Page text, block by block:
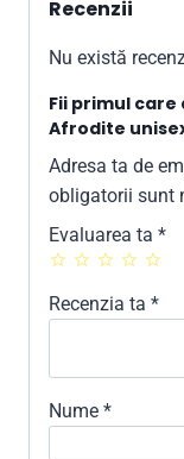
Recenzii
Nu există
Fii primul care
Afrodite
Adresa ta de
obligatorii sunt
Evaluarea ta *
Recenzia ta *
Nume *